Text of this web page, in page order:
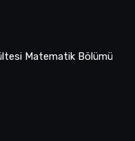
Matematik Bölümü